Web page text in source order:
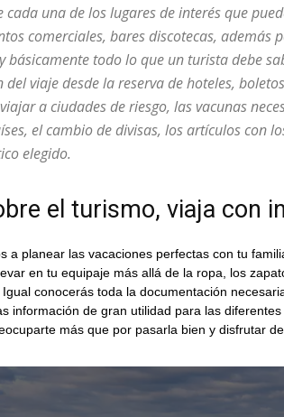
cada una de los lugares de interés que
comerciales, bares discotecas,
básicamente todo lo que un turista debe
viaje desde la reserva de hoteles,
a ciudades de riesgo, las vacunas
el cambio de divisas, los artículos con
elegido.
el turismo, viaja con
a planear las vacaciones perfectas con tu
en tu equipaje más allá de la ropa, los
conocerás toda la documentación
información de gran utilidad para las
más que por pasarla bien y disfrutar